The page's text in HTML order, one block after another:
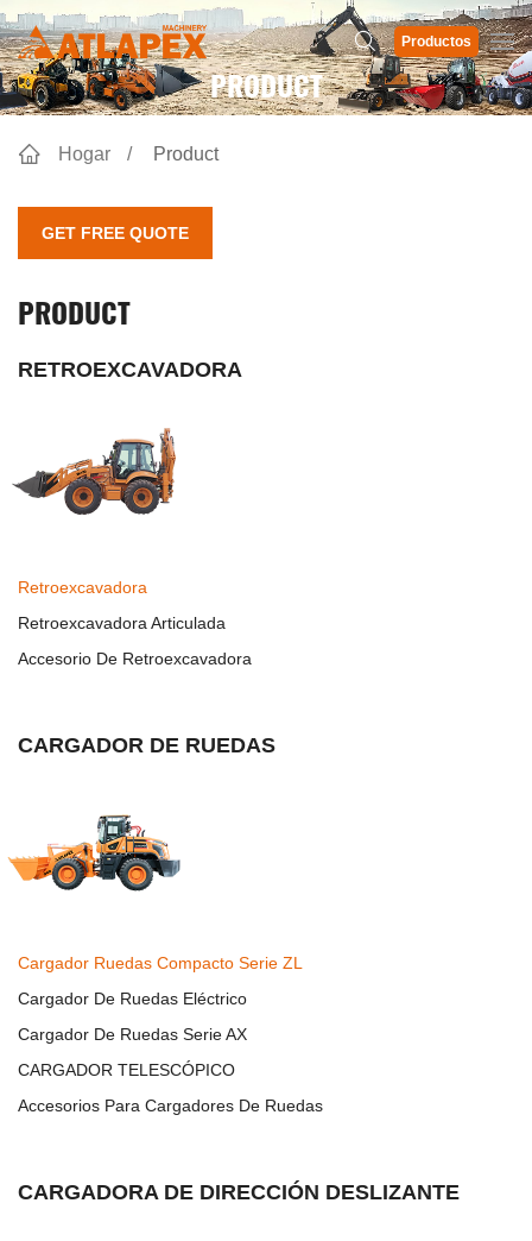
Productos
PRODUCT
Hogar Product
GET FREE QUOTE
PRODUCT
RETROEXCAVADORA
Retroexcavadora
Retroexcavadora Articulada
Accesorio De Retroexcavadora
CARGADOR DE RUEDAS
Cargador Ruedas Compacto Serie ZL
Cargador De Ruedas Eléctrico
Cargador De Ruedas Serie AX
CARGADOR TELESCÓPICO
Accesorios Para Cargadores De Ruedas
CARGADORA DE DIRECCIÓN DESLIZANTE